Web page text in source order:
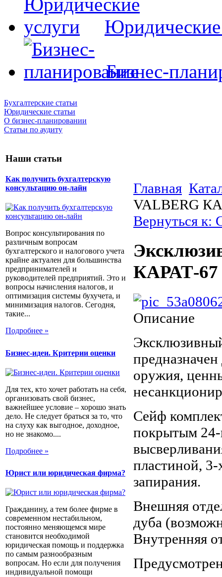
Юридические
Бизнес-
Бухгалтерские статьи
Юридические статьи
О бизнес-планировании
Статьи по аудиту
Наши статьи
Как получить бухгалтерскую
консультацию он-лайн
Вопрос консультирования по
различным вопросам
бухгалтерского и налогового учета
крайне актуален для большинства
предпринимателей и
руководителей предприятий. Это и
вопросы начисления налогов, и
оптимизация системы бухучета, и
минимизация налогов. Сегодня,
такие...
Подробнее »
Бизнес-идеи. Критерии оценки
Для тех, кто хочет работать на себя,
организовать свой бизнес,
важнейшее условие – хорошо знать
дело. Не следует браться за то, что
на слуху как выгодное, доходное,
но не знакомо....
Подробнее »
Юрист или юридическая фирма?
Гражданину, а тем более фирме в
современном нестабильном,
постоянно меняющемся мире
становится необходимой
юридическая помощь и поддержка
по самым разнообразным
вопросам. Но если для получения
индивидуальной помощи
Главная
VALBERG
Вернуться к:
КАРАТ-67
Описание
оружия,
Сейф
покрытым 24-
пластиной, 3-
запирания.
Внешняя
дуба
Внутренняя